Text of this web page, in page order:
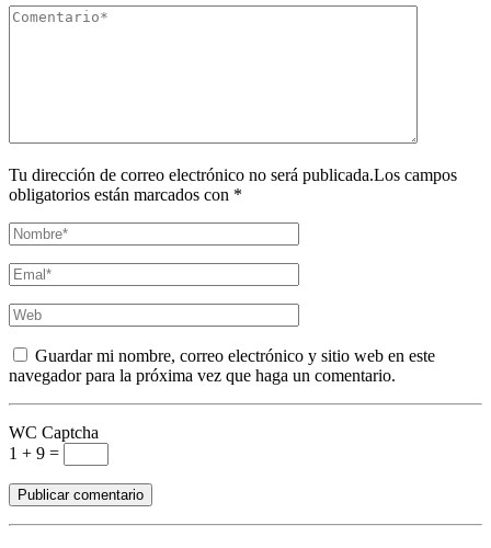
Tu dirección de correo electrónico no será publicada.Los campos
obligatorios están marcados con *
Guardar mi nombre, correo electrónico y sitio web en este
navegador para la próxima vez que haga un comentario.
WC Captcha
1 + 9 =